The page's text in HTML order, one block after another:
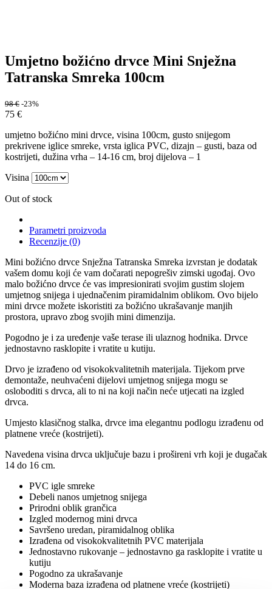
Umjetno božićno drvce Mini Snježna
Tatranska Smreka 100cm
98€ -23%
75 €
umjetno božićno mini drvce, visina 100cm, gusto snijegom
prekrivene iglice smreke, vrsta iglica PVC, dizajn – gusti, baza od
kostrijeti, dužina vrha – 14-16 cm, broj dijelova – 1
Visina
Out of stock
Parametri proizvoda
Recenzije (0)
Mini božićno drvce Snježna Tatranska Smreka izvrstan je dodatak
vašem domu koji će vam dočarati nepogrešiv zimski ugođaj. Ovo
malo božićno drvce će vas impresionirati svojim gustim slojem
umjetnog snijega i ujednačenim piramidalnim oblikom. Ovo bijelo
mini drvce možete iskoristiti za božićno ukrašavanje manjih
prostora, upravo zbog svojih mini dimenzija.
Pogodno je i za uređenje vaše terase ili ulaznog hodnika. Drvce
jednostavno rasklopite i vratite u kutiju.
Drvo je izrađeno od visokokvalitetnih materijala. Tijekom prve
demontaže, neuhvaćeni dijelovi umjetnog snijega mogu se
osloboditi s drvca, ali to ni na koji način neće utjecati na izgled
drvca.
Umjesto klasičnog stalka, drvce ima elegantnu podlogu izrađenu od
platnene vreće (kostrijeti).
Navedena visina drvca uključuje bazu i prošireni vrh koji je dugačak
14 do 16 cm.
PVC igle smreke
Debeli nanos umjetnog snijega
Prirodni oblik grančica
Izgled modernog mini drvca
Savršeno uredan, piramidalnog oblika
Izrađena od visokokvalitetnih PVC materijala
Jednostavno rukovanje – jednostavno ga rasklopite i vratite u
kutiju
Pogodno za ukrašavanje
Moderna baza izrađena od platnene vreće (kostrijeti)